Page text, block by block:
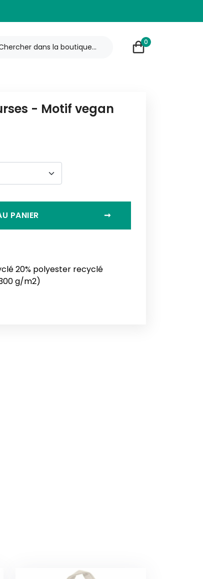
0
- Motif vegan
PANIER ➞
20% polyester recyclé
g/m2)